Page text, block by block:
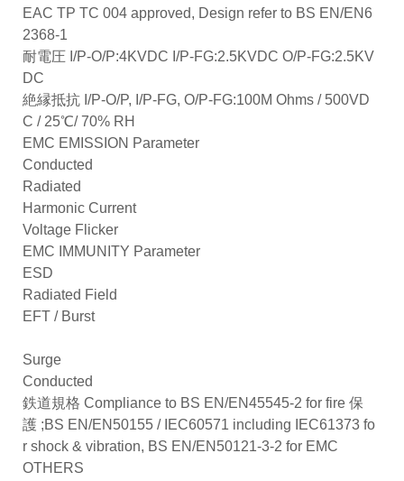
EAC TP TC 004 approved, Design refer to BS EN/EN6
2368-1
耐電圧 I/P-O/P:4KVDC I/P-FG:2.5KVDC O/P-FG:2.5KV
DC
絶縁抵抗 I/P-O/P, I/P-FG, O/P-FG:100M Ohms / 500VD
C / 25℃/ 70% RH
EMC EMISSION Parameter
Conducted
Radiated
Harmonic Current
Voltage Flicker
EMC IMMUNITY Parameter
ESD
Radiated Field
EFT / Burst
Surge
Conducted
鉄道規格 Compliance to BS EN/EN45545-2 for fire 保
護 ;BS EN/EN50155 / IEC60571 including IEC61373 fo
r shock & vibration, BS EN/EN50121-3-2 for EMC
OTHERS